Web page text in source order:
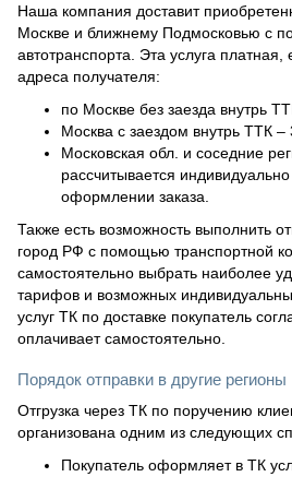
Наша компания доставит
Москве и ближнему Подмосковью с
автотранспорта. Эта услуга платная,
адреса получателя:
по Москве без заезда внутрь
Москва с заездом внутрь ТТК –
Московская обл. и соседние
рассчитывается
оформлении заказа.
Также есть возможность выполнить
город РФ с помощью транспортной
самостоятельно выбрать наиболее
тарифов и возможных
услуг ТК по доставке покупатель
оплачивает самостоятельно.
Порядок отправки в другие регионы
Отгрузка через ТК по поручению
организована одним из следующих
Покупатель оформляет в ТК